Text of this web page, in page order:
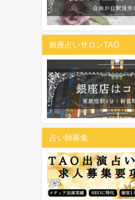
銀座占いサロンTAO
占い師募集